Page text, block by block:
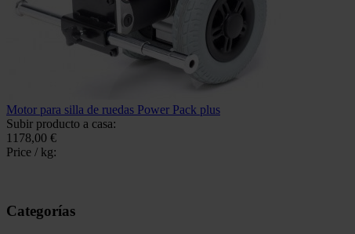
Motor para silla de ruedas Power Pack plus
Subir producto a casa:
1178,00 €
Price / kg:
Categorías